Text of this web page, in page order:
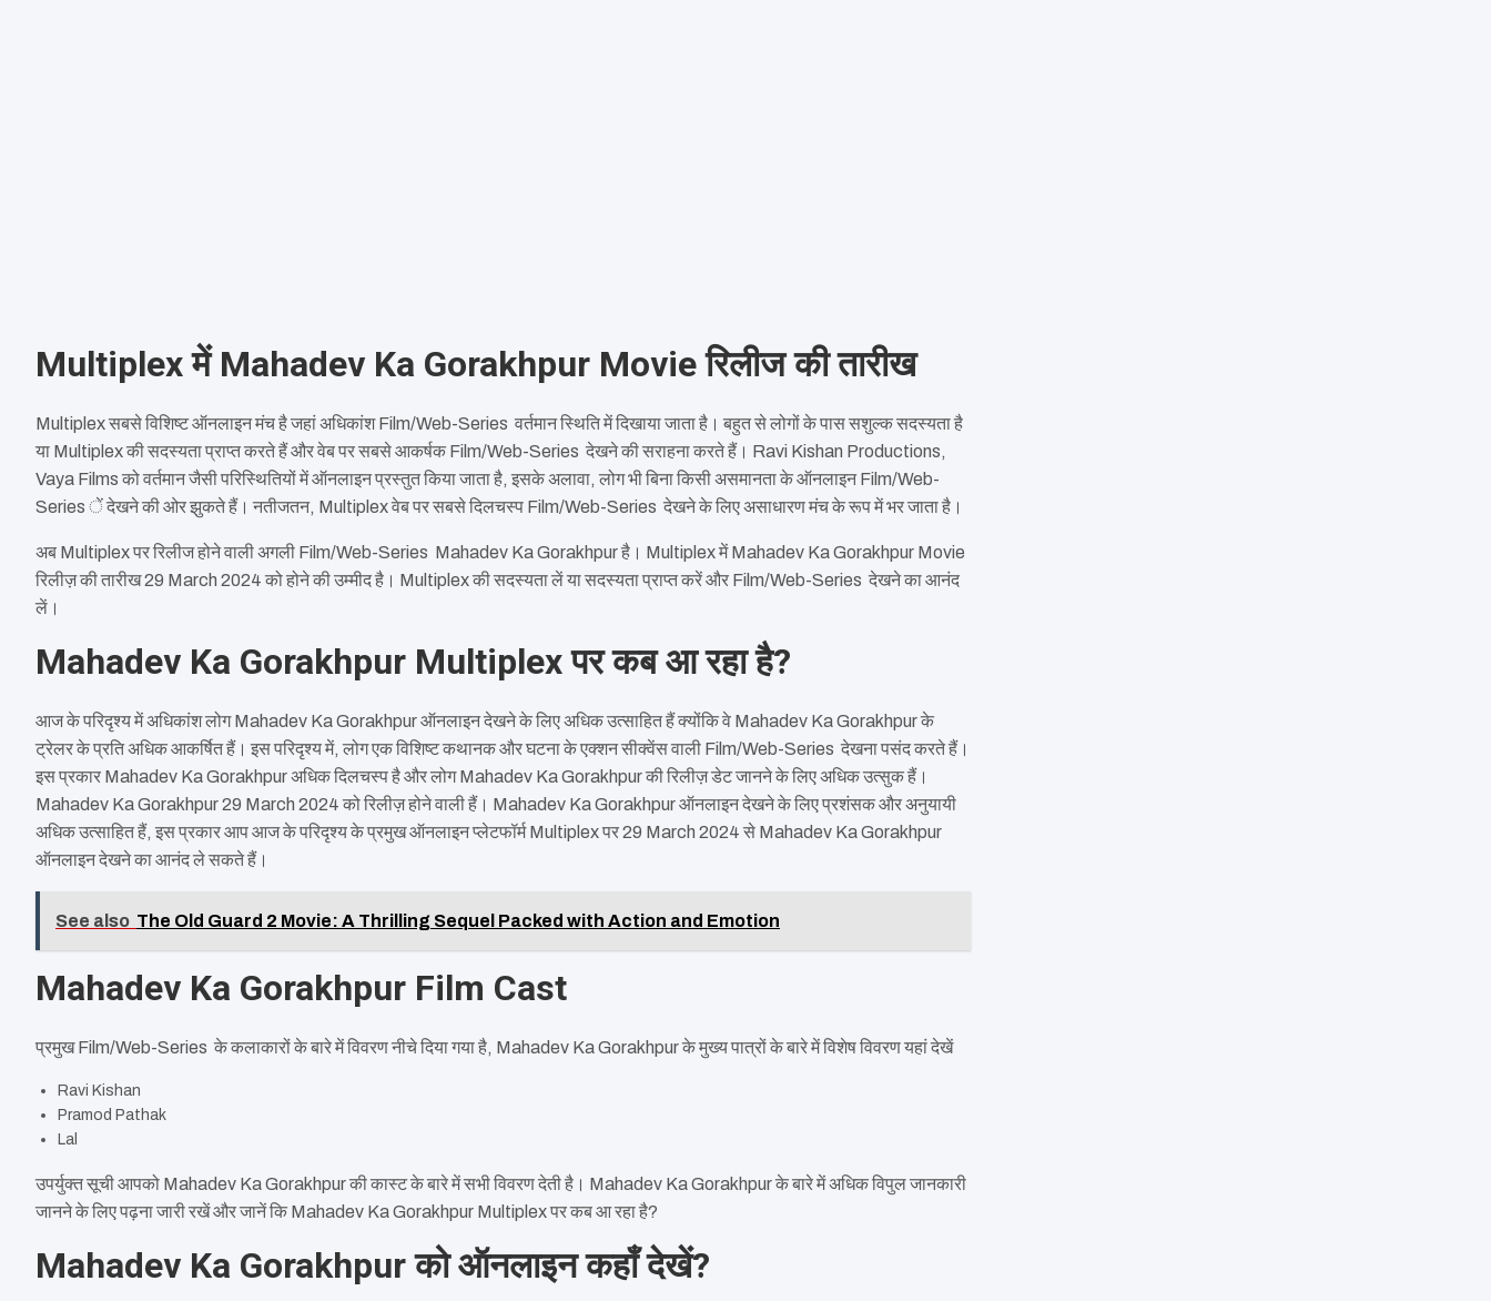
Multiplex में Mahadev Ka Gorakhpur Movie रिलीज की तारीख
Multiplex सबसे विशिष्ट ऑनलाइन मंच है जहां अधिकांश Film/Web-Series वर्तमान स्थिति में दिखाया जाता है। बहुत से लोगों के पास सशुल्क सदस्यता है
या Multiplex की सदस्यता प्राप्त करते हैं और वेब पर सबसे आकर्षक Film/Web-Series देखने की सराहना करते हैं। Ravi Kishan Productions,
Vaya Films को वर्तमान जैसी परिस्थितियों में ऑनलाइन प्रस्तुत किया जाता है, इसके अलावा, लोग भी बिना किसी असमानता के ऑनलाइन Film/Web-
Series ें देखने की ओर झुकते हैं। नतीजतन, Multiplex वेब पर सबसे दिलचस्प Film/Web-Series देखने के लिए असाधारण मंच के रूप में भर जाता है।
अब Multiplex पर रिलीज होने वाली अगली Film/Web-Series Mahadev Ka Gorakhpur है। Multiplex में Mahadev Ka Gorakhpur Movie
रिलीज़ की तारीख 29 March 2024 को होने की उम्मीद है। Multiplex की सदस्यता लें या सदस्यता प्राप्त करें और Film/Web-Series देखने का आनंद
लें।
Mahadev Ka Gorakhpur Multiplex पर कब आ रहा है?
आज के परिदृश्य में अधिकांश लोग Mahadev Ka Gorakhpur ऑनलाइन देखने के लिए अधिक उत्साहित हैं क्योंकि वे Mahadev Ka Gorakhpur के
ट्रेलर के प्रति अधिक आकर्षित हैं। इस परिदृश्य में, लोग एक विशिष्ट कथानक और घटना के एक्शन सीक्वेंस वाली Film/Web-Series देखना पसंद करते हैं।
इस प्रकार Mahadev Ka Gorakhpur अधिक दिलचस्प है और लोग Mahadev Ka Gorakhpur की रिलीज़ डेट जानने के लिए अधिक उत्सुक हैं।
Mahadev Ka Gorakhpur 29 March 2024 को रिलीज़ होने वाली हैं। Mahadev Ka Gorakhpur ऑनलाइन देखने के लिए प्रशंसक और अनुयायी
अधिक उत्साहित हैं, इस प्रकार आप आज के परिदृश्य के प्रमुख ऑनलाइन प्लेटफॉर्म Multiplex पर 29 March 2024 से Mahadev Ka Gorakhpur
ऑनलाइन देखने का आनंद ले सकते हैं।
See also The Old Guard 2 Movie: A Thrilling Sequel Packed with Action and Emotion
Mahadev Ka Gorakhpur Film Cast
प्रमुख Film/Web-Series के कलाकारों के बारे में विवरण नीचे दिया गया है, Mahadev Ka Gorakhpur के मुख्य पात्रों के बारे में विशेष विवरण यहां देखें
Ravi Kishan
Pramod Pathak
Lal
उपर्युक्त सूची आपको Mahadev Ka Gorakhpur की कास्ट के बारे में सभी विवरण देती है। Mahadev Ka Gorakhpur के बारे में अधिक विपुल जानकारी
जानने के लिए पढ़ना जारी रखें और जानें कि Mahadev Ka Gorakhpur Multiplex पर कब आ रहा है?
Mahadev Ka Gorakhpur को ऑनलाइन कहाँ देखें?